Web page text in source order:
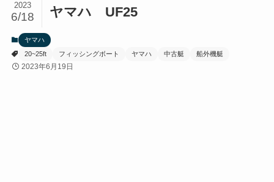
ヤマハ UF25
2023
6/18
ヤマハ
20~25ft
フィッシングボート ヤマハ 中古艇 船外機艇
2023年6月19日